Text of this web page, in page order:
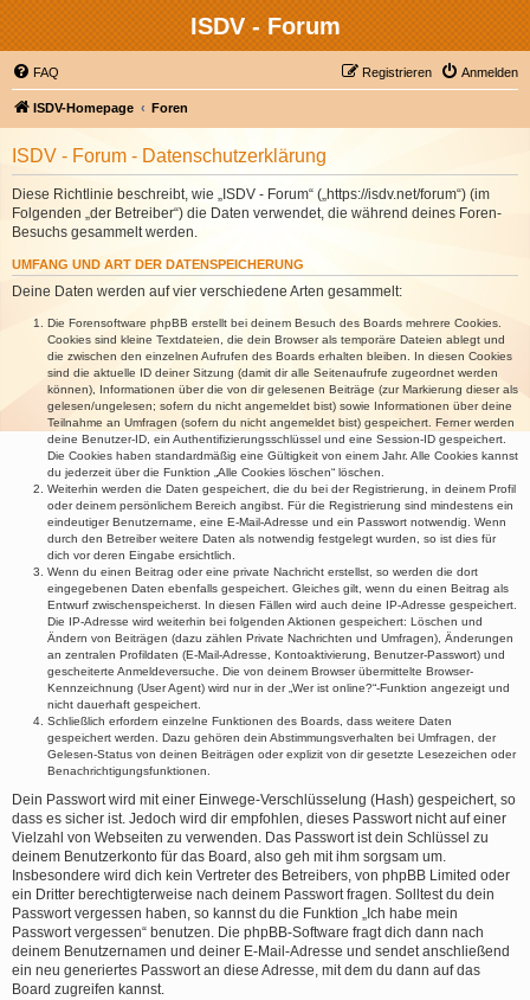
ISDV - Forum
FAQ Anmelden
Registrieren
ISDV-Homepage Foren
ISDV - Forum - Datenschutzerklärung
Diese Richtlinie beschreibt, wie „ISDV - Forum“ („https://isdv.net/forum“) (im
Folgenden „der Betreiber“) die Daten verwendet, die während deines Foren-
Besuchs gesammelt werden.
UMFANG UND ART DER DATENSPEICHERUNG
Deine Daten werden auf vier verschiedene Arten gesammelt:
Die Forensoftware phpBB erstellt bei deinem Besuch des Boards mehrere Cookies.
Cookies sind kleine Textdateien, die dein Browser als temporäre Dateien ablegt und
die zwischen den einzelnen Aufrufen des Boards erhalten bleiben. In diesen Cookies
sind die aktuelle ID deiner Sitzung (damit dir alle Seitenaufrufe zugeordnet werden
können), Informationen über die von dir gelesenen Beiträge (zur Markierung dieser als
gelesen/ungelesen; sofern du nicht angemeldet bist) sowie Informationen über deine
Teilnahme an Umfragen (sofern du nicht angemeldet bist) gespeichert. Ferner werden
deine Benutzer-ID, ein Authentifizierungsschlüssel und eine Session-ID gespeichert.
Die Cookies haben standardmäßig eine Gültigkeit von einem Jahr. Alle Cookies kannst
du jederzeit über die Funktion „Alle Cookies löschen“ löschen.
Weiterhin werden die Daten gespeichert, die du bei der Registrierung, in deinem Profil
oder deinem persönlichem Bereich angibst. Für die Registrierung sind mindestens ein
eindeutiger Benutzername, eine E-Mail-Adresse und ein Passwort notwendig. Wenn
durch den Betreiber weitere Daten als notwendig festgelegt wurden, so ist dies für
dich vor deren Eingabe ersichtlich.
Wenn du einen Beitrag oder eine private Nachricht erstellst, so werden die dort
eingegebenen Daten ebenfalls gespeichert. Gleiches gilt, wenn du einen Beitrag als
Entwurf zwischenspeicherst. In diesen Fällen wird auch deine IP-Adresse gespeichert.
Die IP-Adresse wird weiterhin bei folgenden Aktionen gespeichert: Löschen und
Ändern von Beiträgen (dazu zählen Private Nachrichten und Umfragen), Änderungen
an zentralen Profildaten (E-Mail-Adresse, Kontoaktivierung, Benutzer-Passwort) und
gescheiterte Anmeldeversuche. Die von deinem Browser übermittelte Browser-
Kennzeichnung (User Agent) wird nur in der „Wer ist online?“-Funktion angezeigt und
nicht dauerhaft gespeichert.
Schließlich erfordern einzelne Funktionen des Boards, dass weitere Daten
gespeichert werden. Dazu gehören dein Abstimmungsverhalten bei Umfragen, der
Gelesen-Status von deinen Beiträgen oder explizit von dir gesetzte Lesezeichen oder
Benachrichtigungsfunktionen.
Dein Passwort wird mit einer Einwege-Verschlüsselung (Hash) gespeichert, so
dass es sicher ist. Jedoch wird dir empfohlen, dieses Passwort nicht auf einer
Vielzahl von Webseiten zu verwenden. Das Passwort ist dein Schlüssel zu
deinem Benutzerkonto für das Board, also geh mit ihm sorgsam um.
Insbesondere wird dich kein Vertreter des Betreibers, von phpBB Limited oder
ein Dritter berechtigterweise nach deinem Passwort fragen. Solltest du dein
Passwort vergessen haben, so kannst du die Funktion „Ich habe mein
Passwort vergessen“ benutzen. Die phpBB-Software fragt dich dann nach
deinem Benutzernamen und deiner E-Mail-Adresse und sendet anschließend
ein neu generiertes Passwort an diese Adresse, mit dem du dann auf das
Board zugreifen kannst.